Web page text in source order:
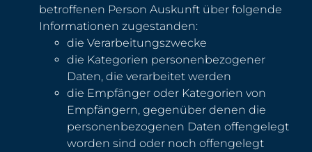
betroffenen Person Auskunft über folgende
Informationen zugestanden:
die Verarbeitungszwecke
die Kategorien personenbezogener
Daten, die verarbeitet werden
die Empfänger oder Kategorien von
Empfängern, gegenüber denen die
personenbezogenen Daten offengelegt
worden sind oder noch offengelegt